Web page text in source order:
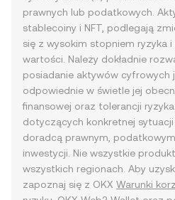
prawnych lub podatkowych.
stablecoiny i NFT, podlegają
się z wysokim stopniem ryzyka
wartości. Należy dokładnie
posiadanie aktywów cyfrowych
odpowiednie w świetle jej
finansowej oraz tolerancji
dotyczących konkretnej
doradcą prawnym,
inwestycji. Nie wszystkie
wszystkich regionach. Aby
zapoznaj się z OKX Warunki